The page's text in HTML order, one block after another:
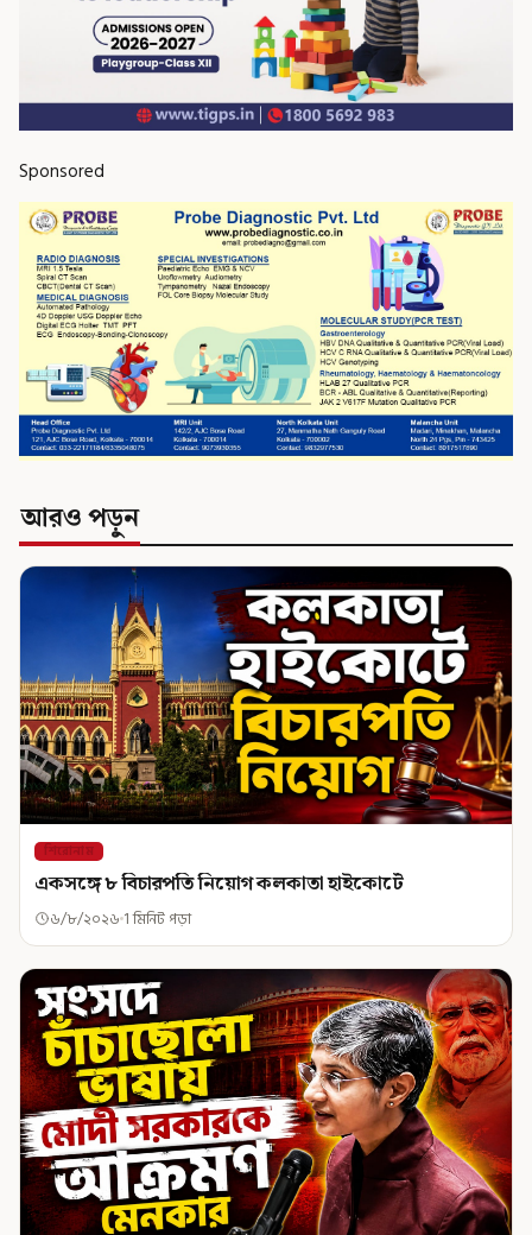
Sponsored
আরও পড়ুন
শিরোনাম
একসঙ্গে ৮ বিচারপতি নিয়োগ কলকাতা হাইকোর্টে
৬/৮/২০২৬ 1 মিনিট পড়া